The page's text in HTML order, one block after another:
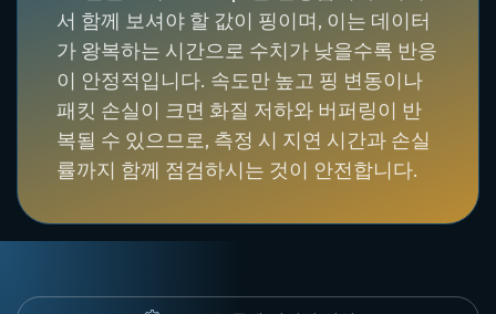
서 함께 보셔야 할 값이 핑이며, 이는 데이터
가 왕복하는 시간으로 수치가 낮을수록 반응
이 안정적입니다. 속도만 높고 핑 변동이나
패킷 손실이 크면 화질 저하와 버퍼링이 반
복될 수 있으므로, 측정 시 지연 시간과 손실
률까지 함께 점검하시는 것이 안전합니다.